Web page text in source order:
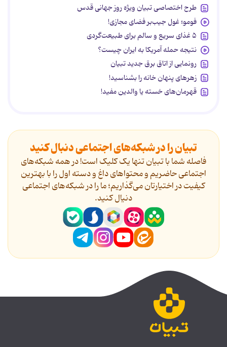
طرح اختصاصی تبیان ویژه روز جهانی قدس
فومو؛ غول جیب‌بر فضای مجازی!
۵ غذای سریع و سالم برای طبیعت‌گردی
نتیجه حمله آمریکا به ایران چیست؟
رونمایی از اتاق برق جدید تبیان
زهرهای پنهان خانه را بشناسید!
قهرمان‌های خسته یا والدین مفید!
تبیان را در شبکه‌های اجتماعی دنبال کنید
فاصله شما با تبیان تنها یک کلیک است! در همه شبکه‌های
اجتماعی حاضریم و محتواهای داغ و دسته اول را با بهترین
کیفیت در اختیارتان می‌گذاریم؛ ما را در شبکه‌های اجتماعی
دنیال کنید.